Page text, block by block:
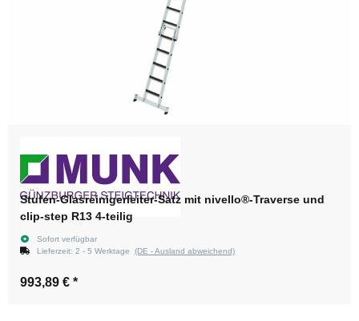
Stufen-Glasreinigerleiter-Satz mit nivello®-Traverse und
clip-step R13 4-teilig
Sofort verfügbar
Lieferzeit: 2 - 5 Werktage (DE - Ausland abweichend)
993,89 € *